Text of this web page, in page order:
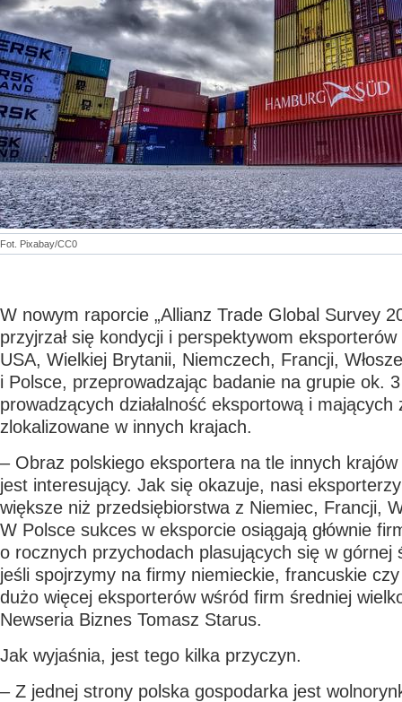
Fot. Pixabay/CC0
W nowym raporcie „Allianz Trade Global Survey
przyjrzał się kondycji i perspektywom
USA, Wielkiej Brytanii, Niemczech, Francji,
i Polsce, przeprowadzając badanie na grupie ok.
prowadzących działalność eksportową i mających
zlokalizowane w innych krajach.
– Obraz polskiego eksportera na tle innych
jest interesujący. Jak się okazuje, nasi
większe niż przedsiębiorstwa z Niemiec, Francji,
W Polsce sukces w eksporcie osiągają głównie
o rocznych przychodach plasujących się w górnej
jeśli spojrzymy na firmy niemieckie, francuskie
dużo więcej eksporterów wśród firm średniej
Newseria Biznes Tomasz Starus.
Jak wyjaśnia, jest tego kilka przyczyn.
– Z jednej strony polska gospodarka jest